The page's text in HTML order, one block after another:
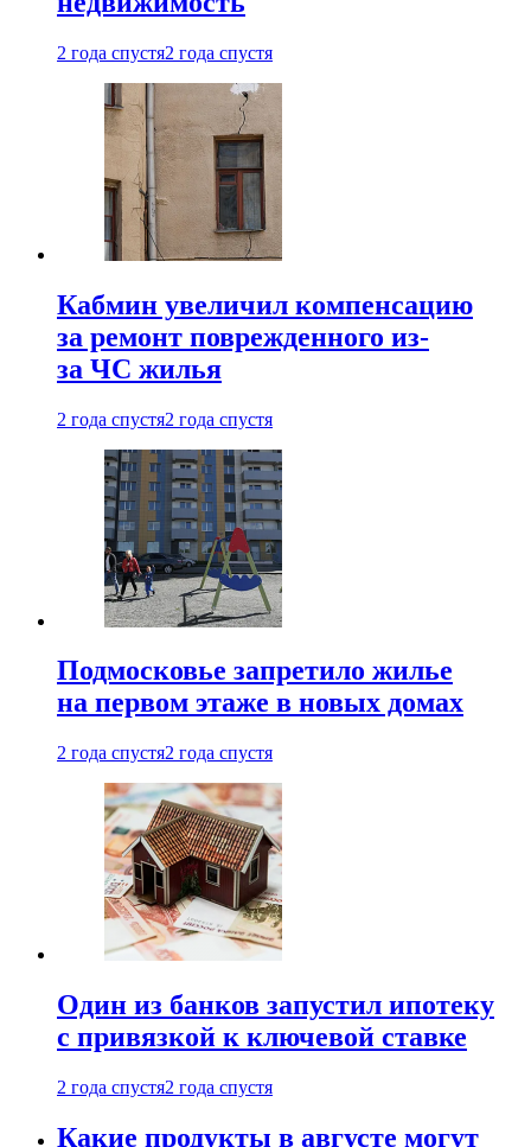
2 года спустя2 года спустя
Кабмин увеличил компенсацию
за ремонт поврежденного из-
за ЧС жилья
2 года спустя2 года спустя
Подмосковье запретило жилье
на первом этаже в новых домах
2 года спустя2 года спустя
Один из банков запустил ипотеку
с привязкой к ключевой ставке
2 года спустя2 года спустя
Какие продукты в августе могут